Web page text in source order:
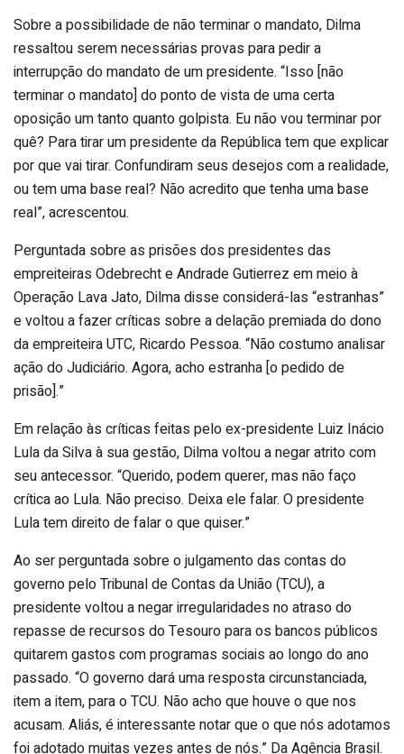
Sobre a possibilidade de não terminar o mandato, Dilma
ressaltou serem necessárias provas para pedir a
interrupção do mandato de um presidente. “Isso [não
terminar o mandato] do ponto de vista de uma certa
oposição um tanto quanto golpista. Eu não vou terminar por
quê? Para tirar um presidente da República tem que explicar
por que vai tirar. Confundiram seus desejos com a realidade,
ou tem uma base real? Não acredito que tenha uma base
real”, acrescentou.
Perguntada sobre as prisões dos presidentes das
empreiteiras Odebrecht e Andrade Gutierrez em meio à
Operação Lava Jato, Dilma disse considerá-las “estranhas”
e voltou a fazer críticas sobre a delação premiada do dono
da empreiteira UTC, Ricardo Pessoa. “Não costumo analisar
ação do Judiciário. Agora, acho estranha [o pedido de
prisão].”
Em relação às críticas feitas pelo ex-presidente Luiz Inácio
Lula da Silva à sua gestão, Dilma voltou a negar atrito com
seu antecessor. “Querido, podem querer, mas não faço
crítica ao Lula. Não preciso. Deixa ele falar. O presidente
Lula tem direito de falar o que quiser.”
Ao ser perguntada sobre o julgamento das contas do
governo pelo Tribunal de Contas da União (TCU), a
presidente voltou a negar irregularidades no atraso do
repasse de recursos do Tesouro para os bancos públicos
quitarem gastos com programas sociais ao longo do ano
passado. “O governo dará uma resposta circunstanciada,
item a item, para o TCU. Não acho que houve o que nos
acusam. Aliás, é interessante notar que o que nós adotamos
foi adotado muitas vezes antes de nós.” Da Agência Brasil.